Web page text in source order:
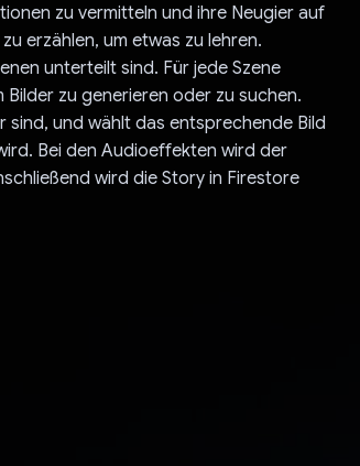
zu vermitteln und ihre Neugier auf
erzählen, um etwas zu lehren.
unterteilt sind. Für jede Szene
zu generieren oder zu suchen.
und wählt das entsprechende Bild
Bei den Audioeffekten wird der
wird die Story in Firestore